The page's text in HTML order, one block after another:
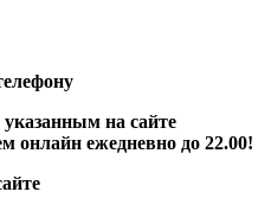
на сайте
онлайн ежедневно до 22.00!